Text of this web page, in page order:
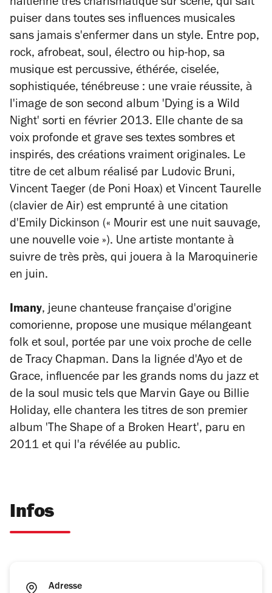
haïtienne très charismatique sur scène, qui sait
puiser dans toutes ses influences musicales
sans jamais s'enfermer dans un style. Entre pop,
rock, afrobeat, soul, électro ou hip-hop, sa
musique est percussive, éthérée, ciselée,
sophistiquée, ténébreuse : une vraie réussite, à
l'image de son second album 'Dying is a Wild
Night' sorti en février 2013. Elle chante de sa
voix profonde et grave ses textes sombres et
inspirés, des créations vraiment originales. Le
titre de cet album réalisé par Ludovic Bruni,
Vincent Taeger (de Poni Hoax) et Vincent Taurelle
(clavier de Air) est emprunté à une citation
d'Emily Dickinson (« Mourir est une nuit sauvage,
une nouvelle voie »). Une artiste montante à
suivre de très près, qui jouera à la Maroquinerie
en juin.
Imany, jeune chanteuse française d'origine
comorienne, propose une musique mélangeant
folk et soul, portée par une voix proche de celle
de Tracy Chapman. Dans la lignée d'Ayo et de
Grace, influencée par les grands noms du jazz et
de la soul music tels que Marvin Gaye ou Billie
Holiday, elle chantera les titres de son premier
album 'The Shape of a Broken Heart', paru en
2011 et qui l'a révélée au public.
Infos
Adresse